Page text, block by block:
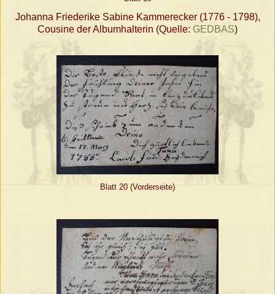
Johanna Friederike Sabine Kammerecker (1776 - 1798),
Cousine der Albumhalterin (Quelle: GEDBAS)
Blatt 20 (Vorderseite)